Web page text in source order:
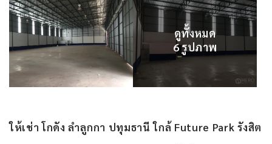
ดูทั้งหมด
6 รูปภาพ
ให้เช่า โกดัง ลำลูกกา ปทุมธานี ใกล้ Future Park รังสิต